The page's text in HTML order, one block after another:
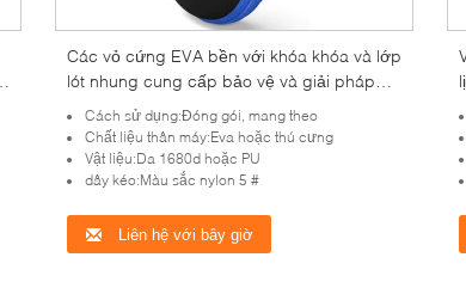
Các vỏ cứng EVA bền với khóa khóa và lớp
lót nhung cung cấp bảo vệ và giải pháp
lưu trữ thuận tiện cho du lịch
Cách sử dụng:Đóng gói, mang theo
Chất liệu thân máy:Eva hoặc thú cưng
Vật liệu:Da 1680d hoặc PU
dây kéo:Màu sắc nylon 5 #
Liên hệ với bây giờ